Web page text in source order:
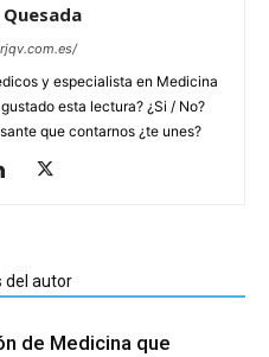
y especialista en Medicina
esta lectura? ¿Si / No?
que contarnos ¿te unes?
del autor
de Medicina que